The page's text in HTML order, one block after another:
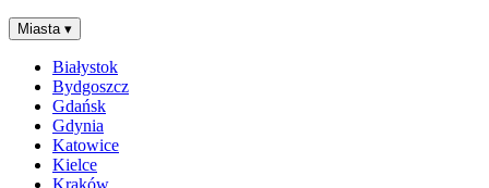
Miasta ▾
Białystok
Bydgoszcz
Gdańsk
Gdynia
Katowice
Kielce
Kraków